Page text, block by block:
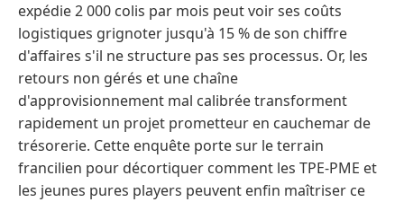
expédie 2 000 colis par mois peut voir ses coûts
logistiques grignoter jusqu'à 15 % de son chiffre
d'affaires s'il ne structure pas ses processus. Or, les
retours non gérés et une chaîne
d'approvisionnement mal calibrée transforment
rapidement un projet prometteur en cauchemar de
trésorerie. Cette enquête porte sur le terrain
francilien pour décortiquer comment les TPE-PME et
les jeunes pures players peuvent enfin maîtriser ce